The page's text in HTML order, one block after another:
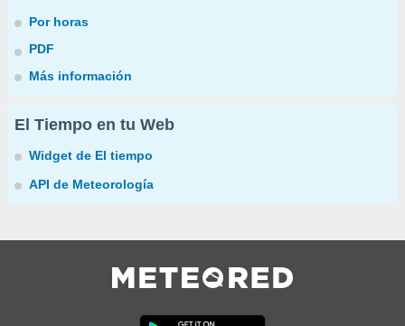
Por horas
PDF
Más información
El Tiempo en tu Web
Widget de El tiempo
API de Meteorología